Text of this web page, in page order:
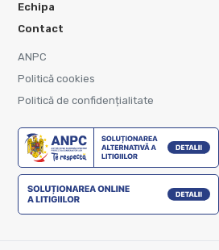
Echipa
Contact
ANPC
Politică cookies
Politică de confidențialitate